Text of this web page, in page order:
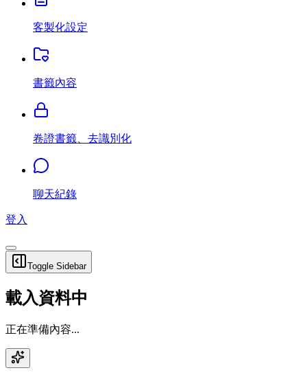
客製化設定
書籤內容
卷證書籤、去識別化
聊天紀錄
登入
Toggle Sidebar
載入資料中
正在準備內容...